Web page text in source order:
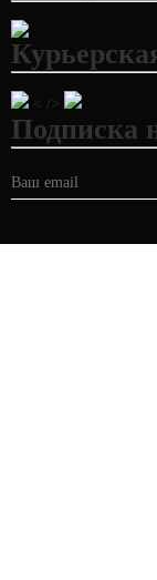
< />
Подписка